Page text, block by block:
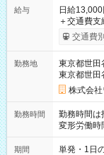
給与
日給13,000
＋交通費支給 ★交通費全額支給！ ┗案件により規定
いOK！（
ンビニATMか
交通費
勤務地
東京都世田
東京都世田
株式会
勤務時間
勤務時間は
変形労働時間制
～21：00
期間 単発・1日